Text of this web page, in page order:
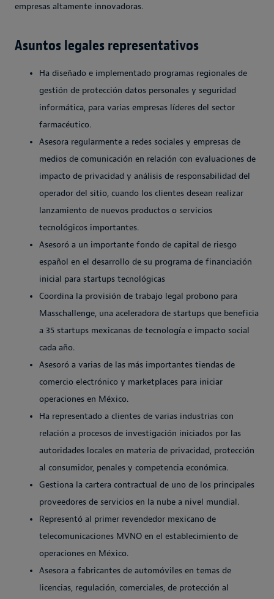
empresas altamente innovadoras.
Asuntos legales representativos
Ha diseñado e implementado programas regionales de
gestión de protección datos personales y seguridad
informática, para varias empresas líderes del sector
farmacéutico.
Asesora regularmente a redes sociales y empresas de
medios de comunicación en relación con evaluaciones de
impacto de privacidad y análisis de responsabilidad del
operador del sitio, cuando los clientes desean realizar
lanzamiento de nuevos productos o servicios
tecnológicos importantes.
Asesoró a un importante fondo de capital de riesgo
español en el desarrollo de su programa de financiación
inicial para startups tecnológicas
Coordina la provisión de trabajo legal probono para
Masschallenge, una aceleradora de startups que beneficia
a 35 startups mexicanas de tecnología e impacto social
cada año.
Asesoró a varias de las más importantes tiendas de
comercio electrónico y marketplaces para iniciar
operaciones en México.
Ha representado a clientes de varias industrias con
relación a procesos de investigación iniciados por las
autoridades locales en materia de privacidad, protección
al consumidor, penales y competencia económica.
Gestiona la cartera contractual de uno de los principales
proveedores de servicios en la nube a nivel mundial.
Representó al primer revendedor mexicano de
telecomunicaciones MVNO en el establecimiento de
operaciones en México.
Asesora a fabricantes de automóviles en temas de
licencias, regulación, comerciales, de protección al